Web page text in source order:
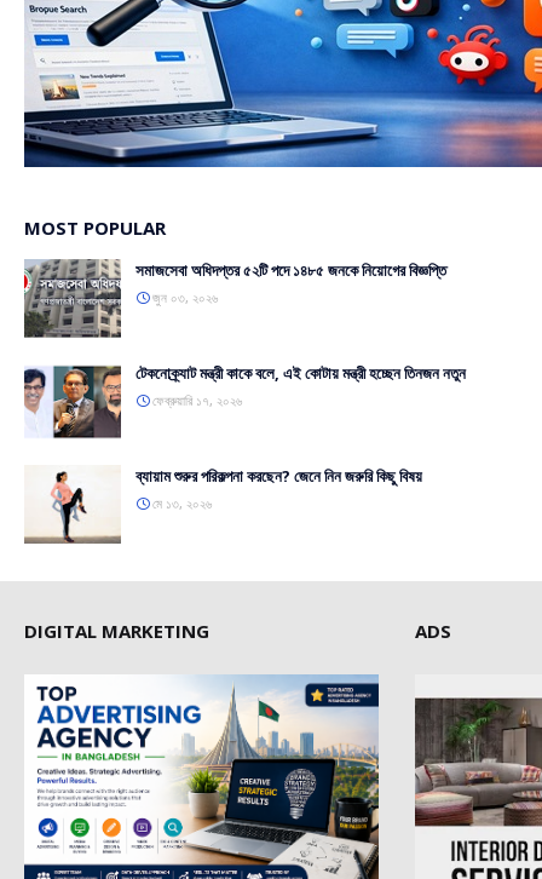
MOST POPULAR
সমাজসেবা অধিদপ্তর ৫২টি পদে ১৪৮৫ জনকে নিয়োগের বিজ্ঞপ্তি
জুন ০৩, ২০২৬
টেকনোক্র্যাট মন্ত্রী কাকে বলে, এই কোটায় মন্ত্রী হচ্ছেন তিনজন নতুন
ফেব্রুয়ারি ১৭, ২০২৬
ব্যায়াম শুরুর পরিকল্পনা করছেন? জেনে নিন জরুরি কিছু বিষয়
মে ১৩, ২০২৬
DIGITAL MARKETING ADS